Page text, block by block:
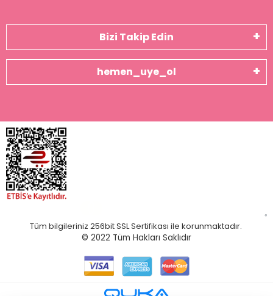
Bizi Takip Edin
hemen_uye_ol
Tüm bilgileriniz 256bit SSL Sertifikası ile korunmaktadır.
© 2022 Tüm Hakları Saklıdır